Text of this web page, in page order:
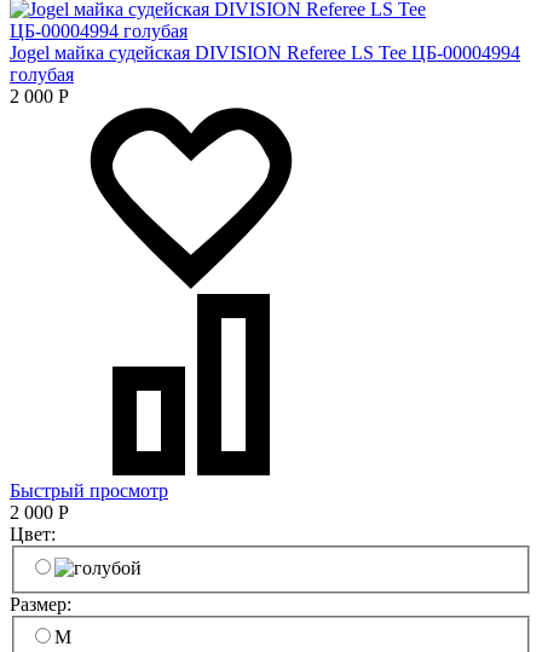
Jogel майка судейская DIVISION Referee LS Tee ЦБ-00004994
голубая
2 000 Р
Быстрый просмотр
2 000 Р
Цвет:
Размер:
M